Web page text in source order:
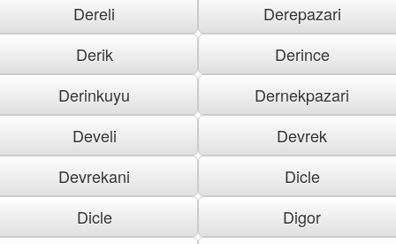
Dereli
Derepazari
Derik
Derince
Derinkuyu
Dernekpazari
Develi
Devrek
Devrekani
Dicle
Dicle
Digor